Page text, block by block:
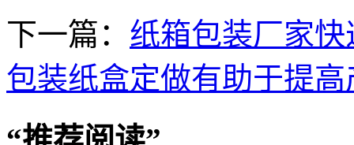
下一篇： 纸箱包装厂家
包装纸盒定做有助于提